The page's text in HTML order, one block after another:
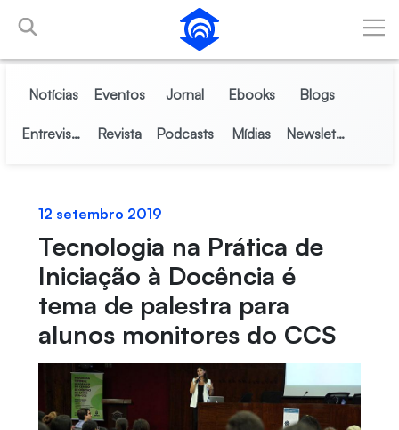
Pular para o Conteúdo principal
Notícias Eventos Jornal Ebooks Blogs
Entrevistas Revista Podcasts Mídias Newsletter
12 setembro 2019
Tecnologia na Prática de
Iniciação à Docência é
tema de palestra para
alunos monitores do CCS